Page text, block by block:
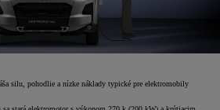
silu, pohodlie a nízke náklady typické pre elektromobily